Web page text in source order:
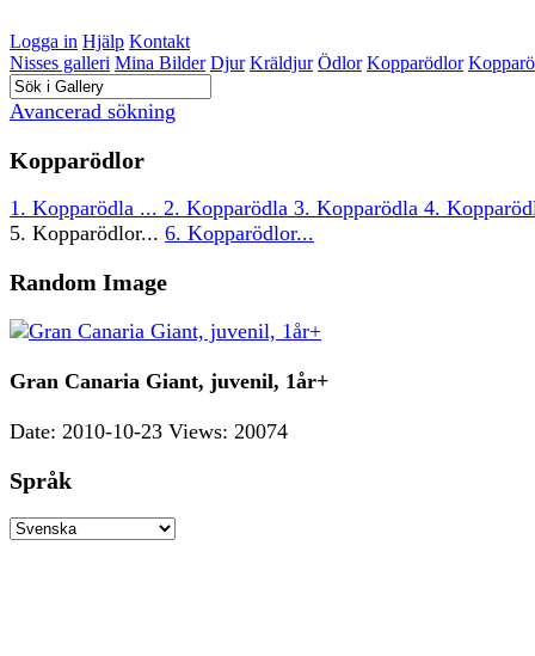
Logga in Hjälp Kontakt
Nisses galleri Mina Bilder Djur Kräldjur Ödlor Kopparödlor
Avancerad sökning
Kopparödlor
1. Kopparödla ... 2. Kopparödla 3. Kopparödla 4.
5. Kopparödlor... 6. Kopparödlor...
Random Image
Gran Canaria Giant, juvenil, 1år+
Date: 2010-10-23 Views: 20074
Språk